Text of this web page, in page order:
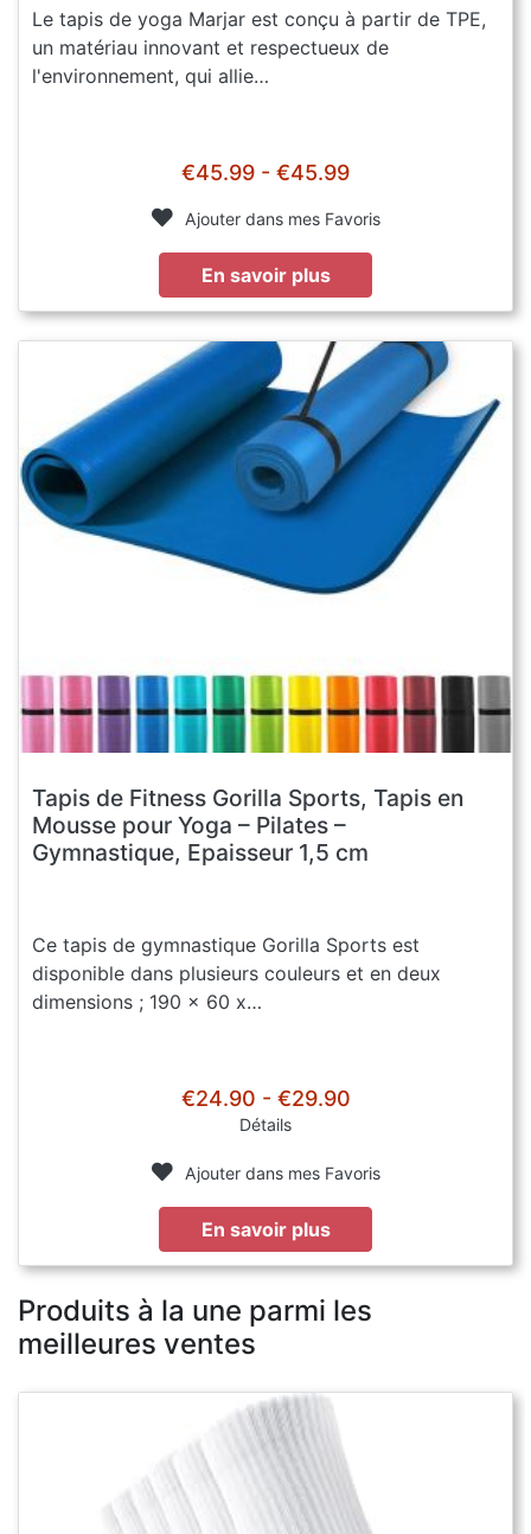
Le tapis de yoga Marjar est conçu à partir de TPE,
un matériau innovant et respectueux de
l'environnement, qui allie…
€45.99 - €45.99
Ajouter dans mes Favoris
En savoir plus
Tapis de Fitness Gorilla Sports, Tapis en
Mousse pour Yoga – Pilates –
Gymnastique, Epaisseur 1,5 cm
Ce tapis de gymnastique Gorilla Sports est
disponible dans plusieurs couleurs et en deux
dimensions ; 190 x 60 x…
€24.90 - €29.90
Détails
Ajouter dans mes Favoris
En savoir plus
Produits à la une parmi les
meilleures ventes